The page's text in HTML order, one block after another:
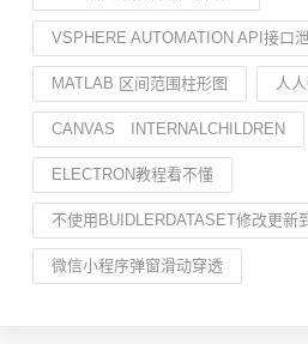
VSPHERE AUTOMATION API接口
MATLAB 区间范围柱形图 人
CANVAS INTERNALCHILDREN
ELECTRON教程看不懂
不使用BUIDLERDATASET修改更新
微信小程序弹窗滑动穿透